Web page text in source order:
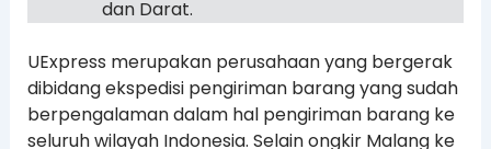
dan Darat.
UExpress merupakan perusahaan yang bergerak
dibidang ekspedisi pengiriman barang yang sudah
berpengalaman dalam hal pengiriman barang ke
seluruh wilayah Indonesia. Selain ongkir Malang ke